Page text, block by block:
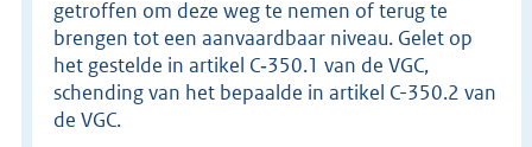
getroffen om deze weg te nemen of terug te
brengen tot een aanvaardbaar niveau. Gelet op
het gestelde in artikel C‑350.1 van de VGC,
schending van het bepaalde in artikel C-350.2 van
de VGC.